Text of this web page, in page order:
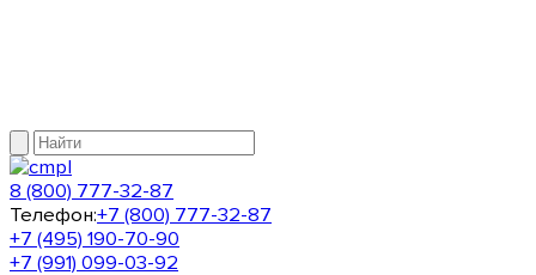
8 (800) 777-32-87
Телефон:+7 (800) 777-32-87
+7 (495) 190-70-90
+7 (991) 099-03-92